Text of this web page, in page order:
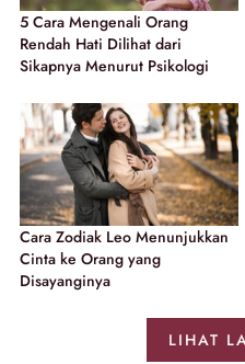
5 Cara Mengenali Orang
Rendah Hati Dilihat dari
Sikapnya Menurut Psikologi
Cara Zodiak Leo Menunjukkan
Cinta ke Orang yang
Disayanginya
LIHAT